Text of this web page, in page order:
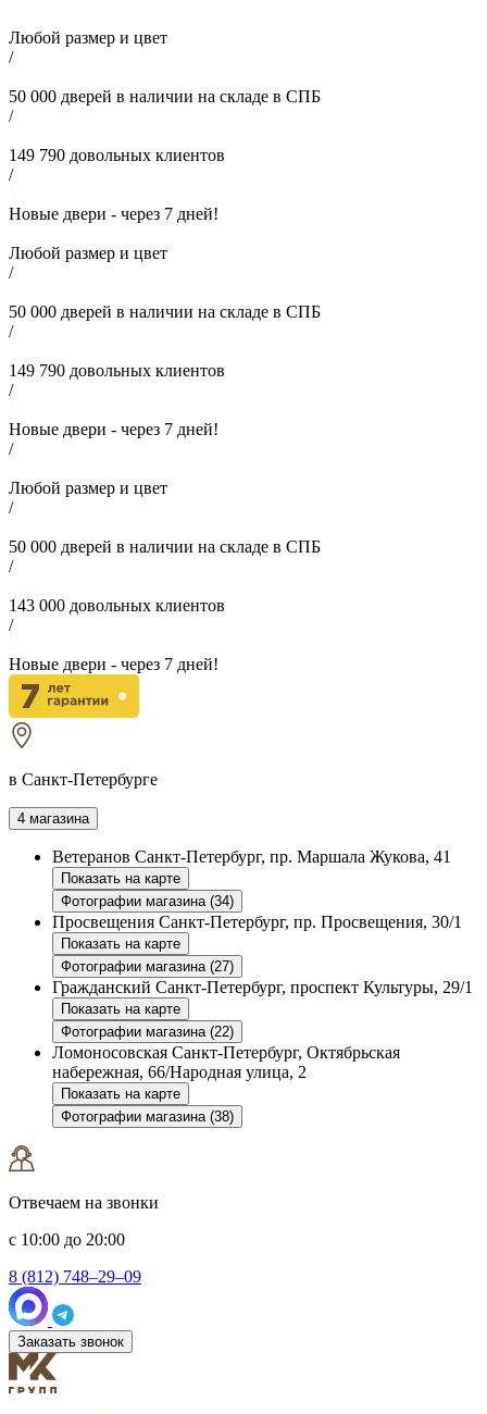
Любой размер и цвет
/
50 000 дверей в наличии на складе в СПБ
/
149 790 довольных клиентов
/
Новые двери - через 7 дней!
Любой размер и цвет
/
50 000 дверей в наличии на складе в СПБ
/
149 790 довольных клиентов
/
Новые двери - через 7 дней!
/
Любой размер и цвет
/
50 000 дверей в наличии на складе в СПБ
/
143 000 довольных клиентов
/
Новые двери - через 7 дней!
в Санкт-Петербурге
4 магазина
Ветеранов Санкт-Петербург, пр. Маршала Жукова, 41
Показать на карте
Фотографии магазина (34)
Просвещения Санкт-Петербург, пр. Просвещения, 30/1
Показать на карте
Фотографии магазина (27)
Гражданский Санкт-Петербург, проспект Культуры, 29/1
Показать на карте
Фотографии магазина (22)
Ломоносовская Санкт-Петербург, Октябрьская
набережная, 66/Народная улица, 2
Показать на карте
Фотографии магазина (38)
Отвечаем на звонки
с 10:00 до 20:00
8 (812) 748–29–09
Заказать звонок